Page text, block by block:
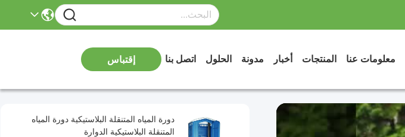
معلومات عنا المنتجات أخبار مدونة الحلول اتصل بنا إقتباس
دورة المياه المتنقلة البلاستيكية دورة المياه
المتنقلة البلاستيكية الدوارة